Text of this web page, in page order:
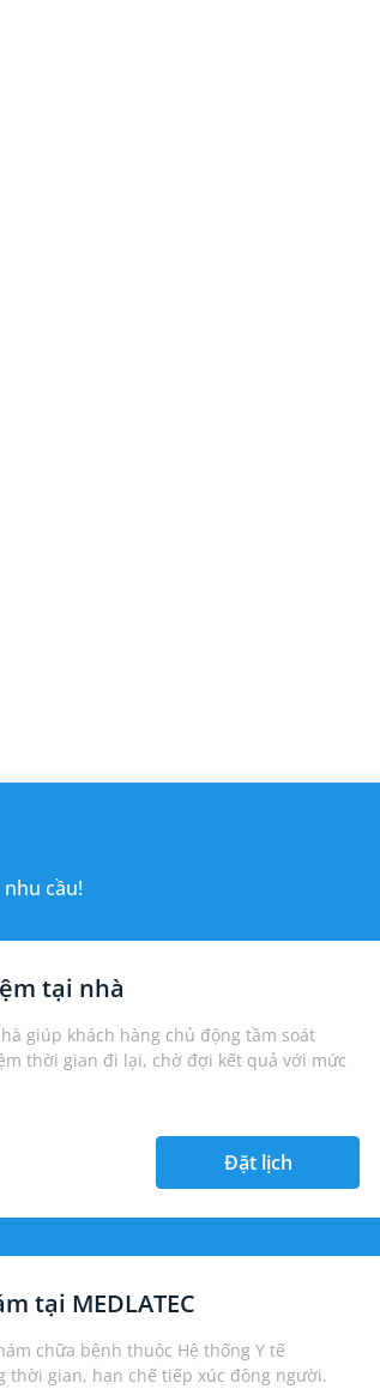
cầu!
tại nhà
giúp khách hàng chủ động tầm soát
thời gian đi lại, chờ đợi kết quả với mức
Đặt lịch
tại MEDLATEC
chữa bệnh thuộc Hệ thống Y tế
thời gian, hạn chế tiếp xúc đông người.